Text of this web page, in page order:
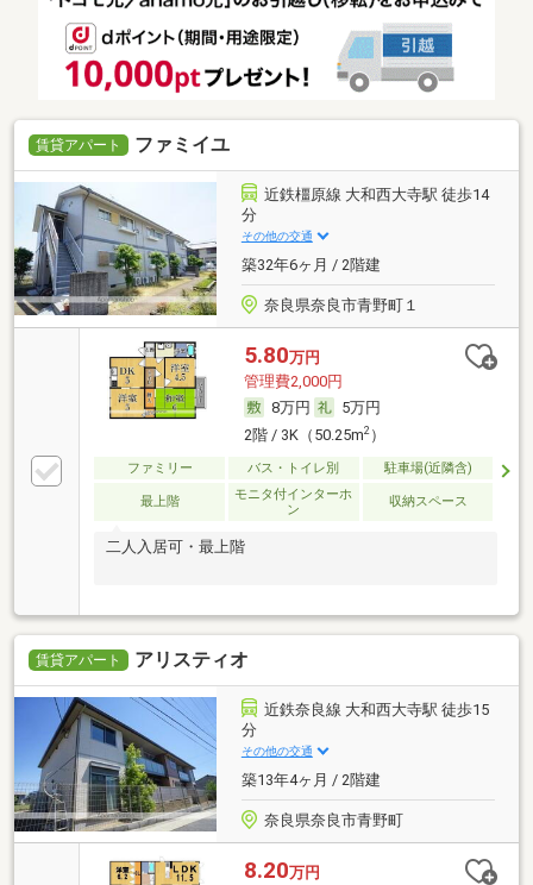
賃貸アパート ファミイユ
近鉄橿原線 大和西大寺駅 徒歩14
分
その他の交通
築32年6ヶ月 / 2階建
奈良県奈良市青野町１
5.80万円
管理費2,000円
8万円
5万円
2階 / 3K（50.25m2）
ファミリー バス・トイレ別 駐車場(近隣含)
最上階
モニタ付インターホ
ン
収納スペース
二人入居可・最上階
賃貸アパート アリスティオ
近鉄奈良線 大和西大寺駅 徒歩15
分
その他の交通
築13年4ヶ月 / 2階建
奈良県奈良市青野町
8.20万円